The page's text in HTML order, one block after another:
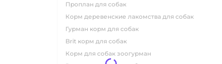
проплан для собак
корм деревенские лакомства для собак
гурман корм для собак
brit корм для собак
корм для собак зоогурман